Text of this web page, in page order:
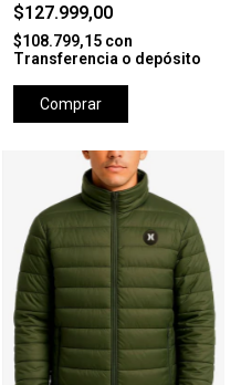
$127.999,00
$108.799,15 con
Transferencia o depósito
Comprar